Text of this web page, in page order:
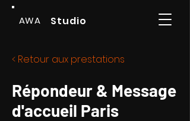
AWA Studio
< Retour aux prestations
Répondeur & Message
d'accueil Paris